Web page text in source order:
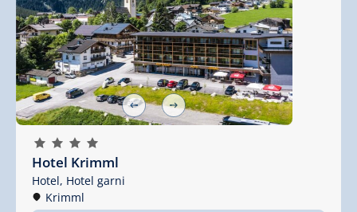
🞙 🞙 🞙 🞙
Hotel Krimml
Hotel, Hotel garni
Krimml